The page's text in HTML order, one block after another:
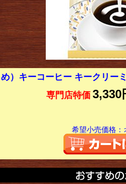
め）キーコーヒー キークリー
専門店特価 3,330
希望小売価格：